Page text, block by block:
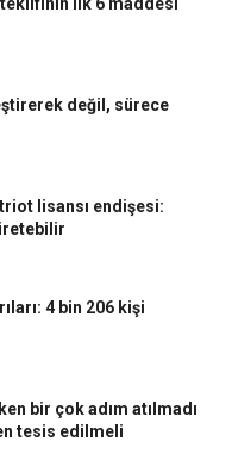
değil, sürece
lisansı endişesi:
4 bin 206 kişi
bir çok adım atılmadı
tesis edilmeli